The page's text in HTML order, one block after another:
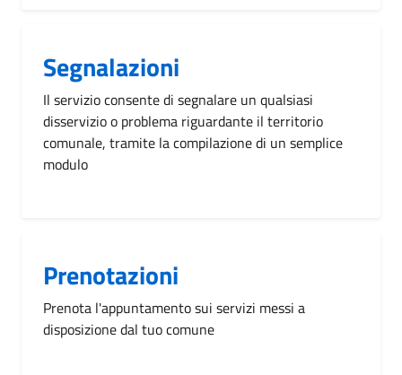
Segnalazioni
Il servizio consente di segnalare un qualsiasi
disservizio o problema riguardante il territorio
comunale, tramite la compilazione di un semplice
modulo
Prenotazioni
Prenota l'appuntamento sui servizi messi a
disposizione dal tuo comune